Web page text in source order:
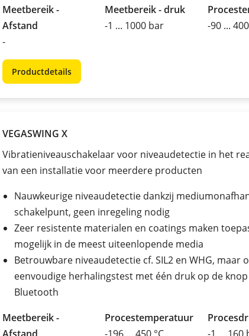
Meetbereik -
Afstand
-
Meetbereik - druk
-1 ... 1000 bar
-90 ...
Productdetails
VEGASWING X
Vibratieniveauschakelaar voor niveaudetectie in het
van een installatie voor meerdere producten
Nauwkeurige niveaudetectie dankzij
schakelpunt, geen inregeling nodig
Zeer resistente materialen en coatings maken
mogelijk in de meest uiteenlopende media
Betrouwbare niveaudetectie cf. SIL2 en WHG, maar
eenvoudige herhalingstest met één druk op de
Bluetooth
Meetbereik -
Procestemperatuur